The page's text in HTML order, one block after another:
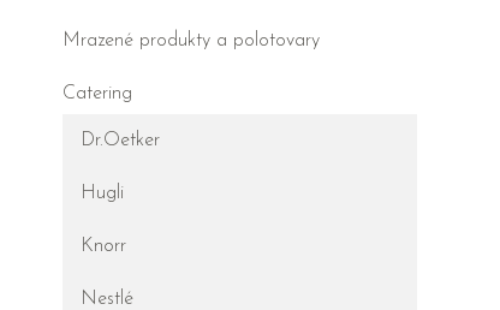
Mrazené produkty a polotovary
Catering
Dr.Oetker
Hugli
Knorr
Nestlé